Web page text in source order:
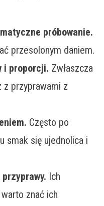
próbowanie.
przesolonym daniem.
i proporcji. Zwłaszcza
z przyprawami z
Często po
smak się ujednolica i
Ich
znać ich